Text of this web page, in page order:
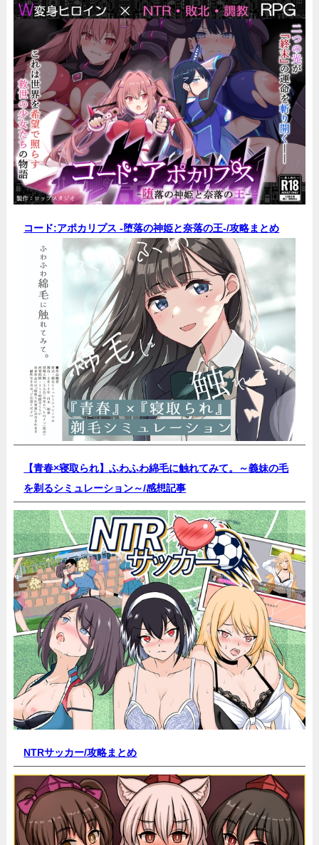
コード:アポカリプス -堕落の神姫と奈落の王-/攻略まとめ
【青春×寝取られ】ふわふわ綿毛に触れてみて。～義妹の毛
を剃るシミュレーション～/感想記事
NTRサッカー/攻略まとめ